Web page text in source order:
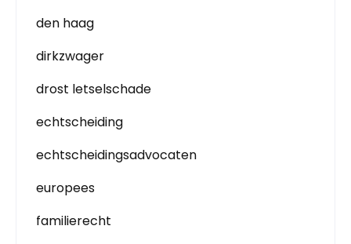
den haag
dirkzwager
drost letselschade
echtscheiding
echtscheidingsadvocaten
europees
familierecht